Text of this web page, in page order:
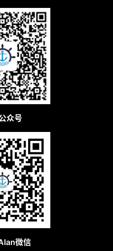
众号
微信